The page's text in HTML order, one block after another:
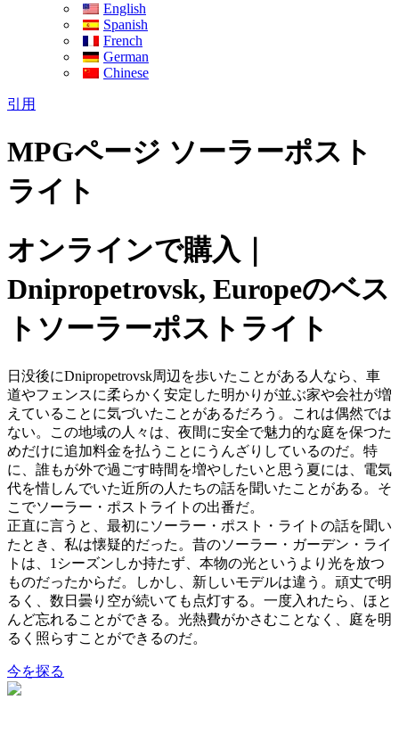
English
Spanish
French
German
Chinese
引用
MPGページ ソーラーポスト
ライト
オンラインで購入｜
Dnipropetrovsk, Europeのベス
トソーラーポストライト
日没後にDnipropetrovsk周辺を歩いたことがある人なら、車
道やフェンスに柔らかく安定した明かりが並ぶ家や会社が増
えていることに気づいたことがあるだろう。これは偶然では
ない。この地域の人々は、夜間に安全で魅力的な庭を保つた
めだけに追加料金を払うことにうんざりしているのだ。特
に、誰もが外で過ごす時間を増やしたいと思う夏には、電気
代を惜しんでいた近所の人たちの話を聞いたことがある。そ
こでソーラー・ポストライトの出番だ。
正直に言うと、最初にソーラー・ポスト・ライトの話を聞い
たとき、私は懐疑的だった。昔のソーラー・ガーデン・ライ
トは、1シーズンしか持たず、本物の光というより光を放つ
ものだったからだ。しかし、新しいモデルは違う。頑丈で明
るく、数日曇り空が続いても点灯する。一度入れたら、ほと
んど忘れることができる。光熱費がかさむことなく、庭を明
るく照らすことができるのだ。
今を探る